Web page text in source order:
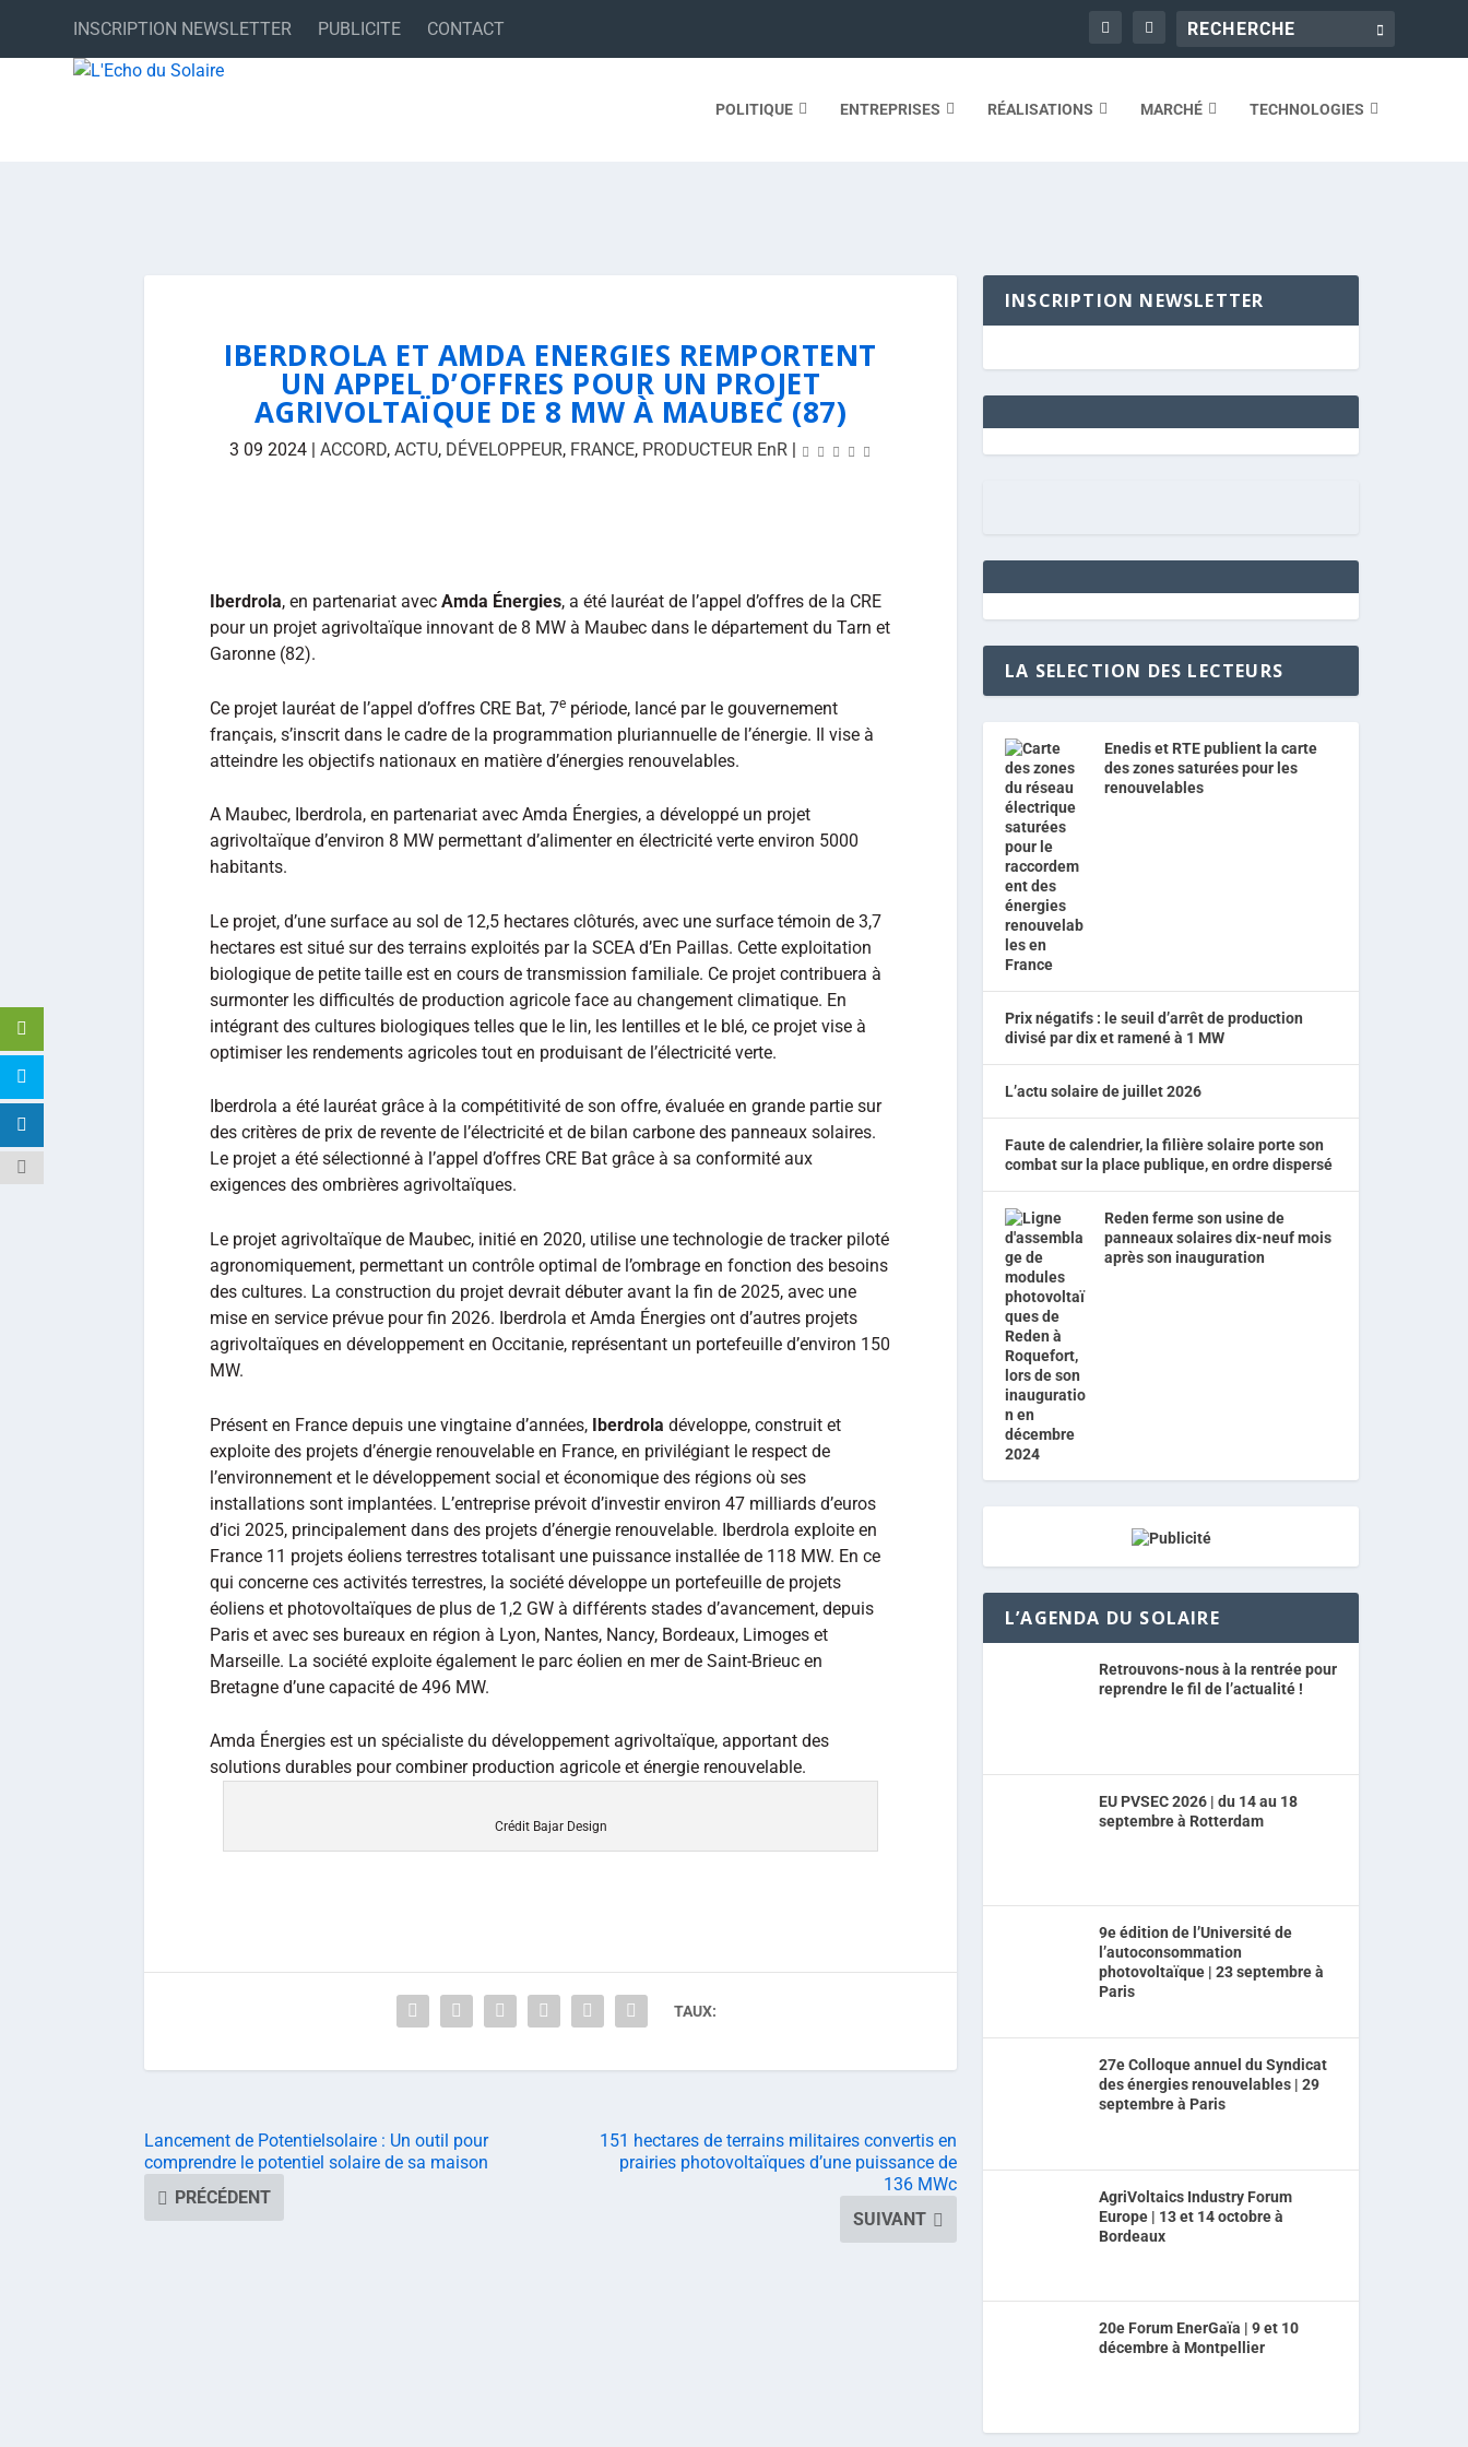
INSCRIPTION NEWSLETTER PUBLICITE CONTACT
POLITIQUE ENTREPRISES RÉALISATIONS MARCHÉ TECHNOLOGIES
IBERDROLA ET AMDA ENERGIES REMPORTENT
UN APPEL D’OFFRES POUR UN PROJET
AGRIVOLTAÏQUE DE 8 MW À MAUBEC (87)
3 09 2024| ACCORD, ACTU, DÉVELOPPEUR, FRANCE, PRODUCTEUR EnR|
Iberdrola, en partenariat avec Amda Énergies, a été lauréat de l’appel d’offres de la CRE
pour un projet agrivoltaïque innovant de 8 MW à Maubec dans le département du Tarn et
Garonne (82).
Ce projet lauréat de l’appel d’offres CRE Bat, 7e période, lancé par le gouvernement
français, s’inscrit dans le cadre de la programmation pluriannuelle de l’énergie. Il vise à
atteindre les objectifs nationaux en matière d’énergies renouvelables.
A Maubec, Iberdrola, en partenariat avec Amda Énergies, a développé un projet
agrivoltaïque d’environ 8 MW permettant d’alimenter en électricité verte environ 5000
habitants.
Le projet, d’une surface au sol de 12,5 hectares clôturés, avec une surface témoin de 3,7
hectares est situé sur des terrains exploités par la SCEA d’En Paillas. Cette exploitation
biologique de petite taille est en cours de transmission familiale. Ce projet contribuera à
surmonter les difficultés de production agricole face au changement climatique. En
intégrant des cultures biologiques telles que le lin, les lentilles et le blé, ce projet vise à
optimiser les rendements agricoles tout en produisant de l’électricité verte.
Iberdrola a été lauréat grâce à la compétitivité de son offre, évaluée en grande partie sur
des critères de prix de revente de l’électricité et de bilan carbone des panneaux solaires.
Le projet a été sélectionné à l’appel d’offres CRE Bat grâce à sa conformité aux
exigences des ombrières agrivoltaïques.
Le projet agrivoltaïque de Maubec, initié en 2020, utilise une technologie de tracker piloté
agronomiquement, permettant un contrôle optimal de l’ombrage en fonction des besoins
des cultures. La construction du projet devrait débuter avant la fin de 2025, avec une
mise en service prévue pour fin 2026. Iberdrola et Amda Énergies ont d’autres projets
agrivoltaïques en développement en Occitanie, représentant un portefeuille d’environ 150
MW.
Présent en France depuis une vingtaine d’années, Iberdrola développe, construit et
exploite des projets d’énergie renouvelable en France, en privilégiant le respect de
l’environnement et le développement social et économique des régions où ses
installations sont implantées. L’entreprise prévoit d’investir environ 47 milliards d’euros
d’ici 2025, principalement dans des projets d’énergie renouvelable. Iberdrola exploite en
France 11 projets éoliens terrestres totalisant une puissance installée de 118 MW. En ce
qui concerne ces activités terrestres, la société développe un portefeuille de projets
éoliens et photovoltaïques de plus de 1,2 GW à différents stades d’avancement, depuis
Paris et avec ses bureaux en région à Lyon, Nantes, Nancy, Bordeaux, Limoges et
Marseille. La société exploite également le parc éolien en mer de Saint-Brieuc en
Bretagne d’une capacité de 496 MW.
Amda Énergies est un spécialiste du développement agrivoltaïque, apportant des
solutions durables pour combiner production agricole et énergie renouvelable.
Crédit Bajar Design
TAUX:
Lancement de Potentielsolaire : Un outil pour
comprendre le potentiel solaire de sa maison
PRÉCÉDENT
151 hectares de terrains militaires convertis en
prairies photovoltaïques d’une puissance de
136 MWc
SUIVANT
INSCRIPTION NEWSLETTER
LA SELECTION DES LECTEURS
Enedis et RTE publient la carte
des zones saturées pour les
renouvelables
Prix négatifs : le seuil d’arrêt de production
divisé par dix et ramené à 1 MW
L’actu solaire de juillet 2026
Faute de calendrier, la filière solaire porte son
combat sur la place publique, en ordre dispersé
Reden ferme son usine de
panneaux solaires dix-neuf mois
après son inauguration
L’AGENDA DU SOLAIRE
Retrouvons-nous à la rentrée pour
reprendre le fil de l’actualité !
EU PVSEC 2026 | du 14 au 18
septembre à Rotterdam
9e édition de l’Université de
l’autoconsommation
photovoltaïque | 23 septembre à
Paris
27e Colloque annuel du Syndicat
des énergies renouvelables | 29
septembre à Paris
AgriVoltaics Industry Forum
Europe | 13 et 14 octobre à
Bordeaux
20e Forum EnerGaïa | 9 et 10
décembre à Montpellier